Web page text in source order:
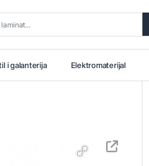
i galanterija Elektromaterijal